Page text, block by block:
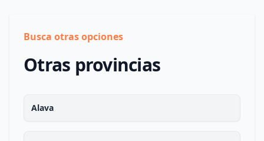
Busca otras opciones
Otras provincias
Alava